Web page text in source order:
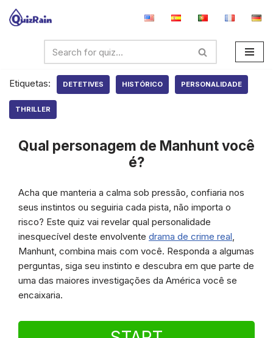
Etiquetas: DETETIVES HISTÓRICO PERSONALIDADE
THRILLER
Qual personagem de Manhunt você
é?
Acha que manteria a calma sob pressão, confiaria nos
seus instintos ou seguiria cada pista, não importa o
risco? Este quiz vai revelar qual personalidade
inesquecível deste envolvente drama de crime real,
Manhunt, combina mais com você. Responda a algumas
perguntas, siga seu instinto e descubra em que parte de
uma das maiores investigações da América você se
encaixaria.